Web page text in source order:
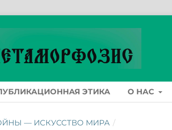
ЭТИКА О НАС
— ИСКУССТВО МИРА /